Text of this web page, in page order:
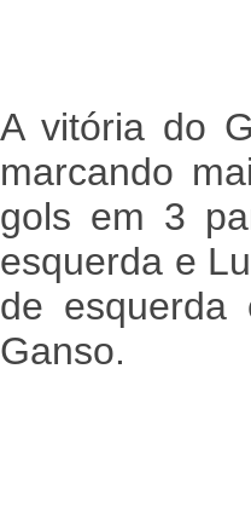
A vitória do
marcando
gols em 3
esquerda e
de
Ganso.